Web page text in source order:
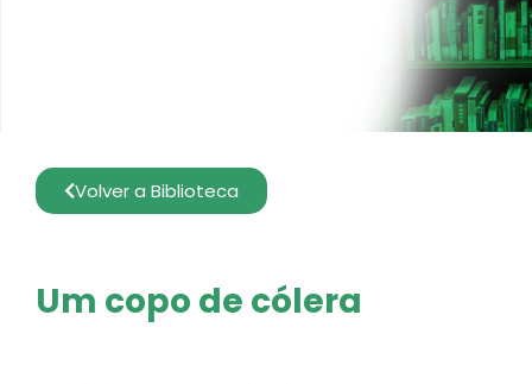
Volver a Biblioteca
Um copo de cólera